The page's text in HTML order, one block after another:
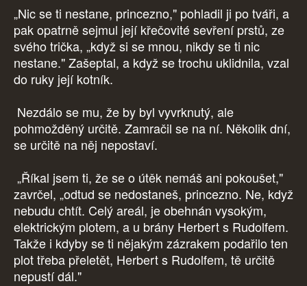
„Nic se ti nestane, princezno," pohladil ji po tváři, a
pak opatrně sejmul její křečovité sevření prstů, ze
svého trička, „když si se mnou, nikdy se ti nic
nestane." Zašeptal, a když se trochu uklidnila, vzal
do ruky její kotník.
Nezdálo se mu, že by byl vyvrknutý, ale
pohmožděný určitě. Zamračil se na ní. Několik dní,
se určitě na něj nepostaví.
„Říkal jsem ti, že se o útěk nemáš ani pokoušet,"
zavrčel, „odtud se nedostaneš, princezno. Ne, když
nebudu chtít. Celý areál, je obehnán vysokým,
elektrickým plotem, a u brány Herbert s Rudolfem.
Takže i kdyby se ti nějakým zázrakem podařilo ten
plot třeba přeletět, Herbert s Rudolfem, tě určitě
nepustí dál."